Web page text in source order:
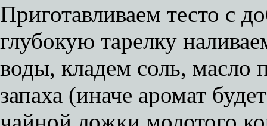
Приготавливаем тесто с
глубокую тарелку
воды, кладем соль, масло
запаха (иначе аромат